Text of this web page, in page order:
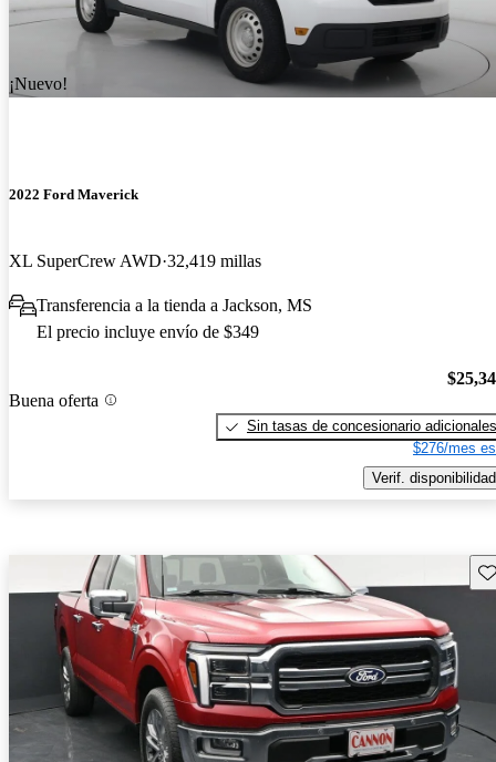
¡Nuevo!
2022 Ford Maverick
XL SuperCrew AWD 32,419 millas
Transferencia a la tienda a Jackson, MS
El precio incluye envío de $349
Buena oferta
Sin tasas de concesionario adicionales
$276/mes
Verif. disponibilidad